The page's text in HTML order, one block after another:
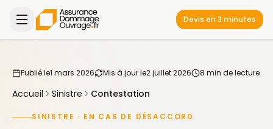
Devis en 3 minutes
Publié le1 mars 2026 Mis à jour le2 juillet 2026 8 min de lecture
Accueil Sinistre Contestation
SINISTRE · EN CAS DE DÉSACCORD